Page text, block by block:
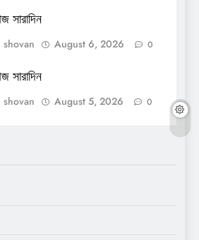
সারাদিন
shovan August 6, 2026 0
সারাদিন
shovan August 5, 2026 0